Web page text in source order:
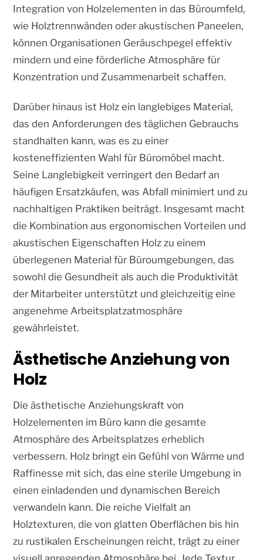
Integration von Holzelementen in das Büroumfeld,
wie Holztrennwänden oder akustischen Paneelen,
können Organisationen Geräuschpegel effektiv
mindern und eine förderliche Atmosphäre für
Konzentration und Zusammenarbeit schaffen.
Darüber hinaus ist Holz ein langlebiges Material,
das den Anforderungen des täglichen Gebrauchs
standhalten kann, was es zu einer
kosteneffizienten Wahl für Büromöbel macht.
Seine Langlebigkeit verringert den Bedarf an
häufigen Ersatzkäufen, was Abfall minimiert und zu
nachhaltigen Praktiken beiträgt. Insgesamt macht
die Kombination aus ergonomischen Vorteilen und
akustischen Eigenschaften Holz zu einem
überlegenen Material für Büroumgebungen, das
sowohl die Gesundheit als auch die Produktivität
der Mitarbeiter unterstützt und gleichzeitig eine
angenehme Arbeitsplatzatmosphäre
gewährleistet.
Ästhetische Anziehung von
Holz
Die ästhetische Anziehungskraft von
Holzelementen im Büro kann die gesamte
Atmosphäre des Arbeitsplatzes erheblich
verbessern. Holz bringt ein Gefühl von Wärme und
Raffinesse mit sich, das eine sterile Umgebung in
einen einladenden und dynamischen Bereich
verwandeln kann. Die reiche Vielfalt an
Holztexturen, die von glatten Oberflächen bis hin
zu rustikalen Erscheinungen reicht, trägt zu einer